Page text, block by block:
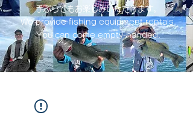
手ぶらでもお楽しみいただけます。
We provide fishing equipment rentals.
You can come empty-handed.